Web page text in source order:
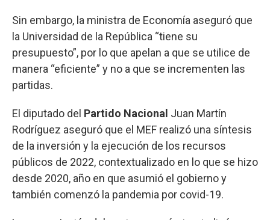
Sin embargo, la ministra de Economía aseguró que
la Universidad de la República “tiene su
presupuesto”, por lo que apelan a que se utilice de
manera “eficiente” y no a que se incrementen las
partidas.
El diputado del Partido Nacional Juan Martín
Rodríguez aseguró que el MEF realizó una síntesis
de la inversión y la ejecución de los recursos
públicos de 2022, contextualizado en lo que se hizo
desde 2020, año en que asumió el gobierno y
también comenzó la pandemia por covid-19.